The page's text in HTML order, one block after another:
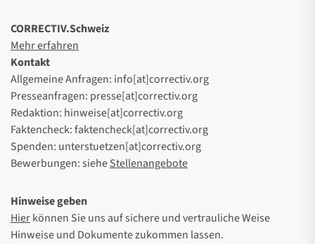
CORRECTIV.Schweiz
Mehr erfahren
Kontakt
Allgemeine Anfragen: info[at]correctiv.org
Presseanfragen: presse[at]correctiv.org
Redaktion: hinweise[at]correctiv.org
Faktencheck: faktencheck[at]correctiv.org
Spenden: unterstuetzen[at]correctiv.org
Bewerbungen: sieheStellenangebote
Hinweise geben
Hierkönnen Sie uns auf sichere und vertrauliche Weise
Hinweise und Dokumente zukommen lassen.